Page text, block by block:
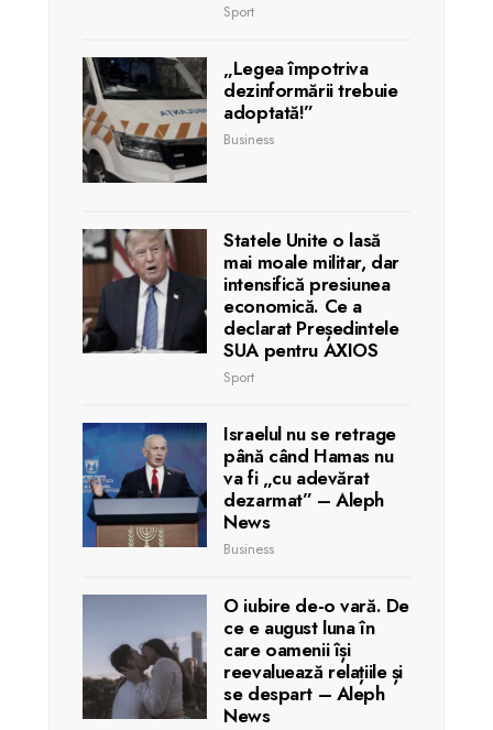
Sport
„Legea împotriva
dezinformării trebuie
adoptată!”
Business
Statele Unite o lasă
mai moale militar, dar
intensifică presiunea
economică. Ce a
declarat Președintele
SUA pentru AXIOS
Sport
Israelul nu se retrage
până când Hamas nu
va fi „cu adevărat
dezarmat” – Aleph
News
Business
O iubire de-o vară. De
ce e august luna în
care oamenii își
reevaluează relațiile și
se despart – Aleph
News